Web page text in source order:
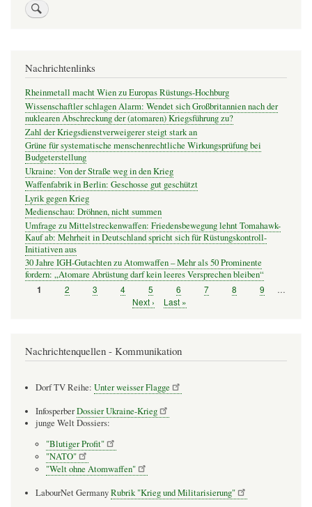
Nachrichtenlinks
Rheinmetall macht Wien zu Europas Rüstungs-Hochburg
Wissenschaftler schlagen Alarm: Wendet sich Großbritannien nach der
nuklearen Abschreckung der (atomaren) Kriegsführung zu?
Zahl der Kriegsdienstverweigerer steigt stark an
Grüne für systematische menschenrechtliche Wirkungsprüfung bei
Budgeterstellung
Ukraine: Von der Straße weg in den Krieg
Waffenfabrik in Berlin: Geschosse gut geschützt
Lyrik gegen Krieg
Medienschau: Dröhnen, nicht summen
Umfrage zu Mittelstreckenwaffen: Friedensbewegung lehnt Tomahawk-
Kauf ab: Mehrheit in Deutschland spricht sich für Rüstungskontroll-
Initiativen aus
30 Jahre IGH-Gutachten zu Atomwaffen – Mehr als 50 Prominente
fordern: „Atomare Abrüstung darf kein leeres Versprechen bleiben“
Seitennummerierung
Seite
1 Seite
2 Seite
3 Seite
4 Seite
5 Seite
6 Seite
7 Seite
8 Seite
9
…
Nächste
Next ›
Letzte
Last »
Nachrichtenquellen - Kommunikation
Dorf TV Reihe: Unter weisser Flagge
InfosperberDossier Ukraine-Krieg
junge Welt Dossiers:
"Blutiger Profit"
"NATO"
"Welt ohne Atomwaffen"
LabourNet GermanyRubrik "Krieg und Militarisierung"